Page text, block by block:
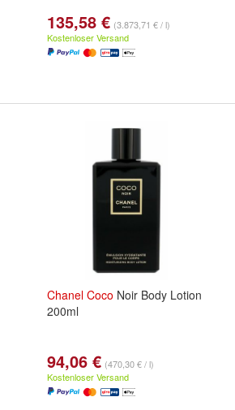
135,58 € (3.873,71 € / l)
Kostenloser Versand
Chanel Coco Noir Body Lotion
200ml
94,06 € (470,30 € / l)
Kostenloser Versand